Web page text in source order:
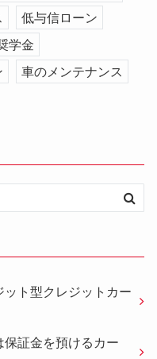
低与信ローン
学金
車のメンテナンス
ト型クレジットカー
証金を預けるカー